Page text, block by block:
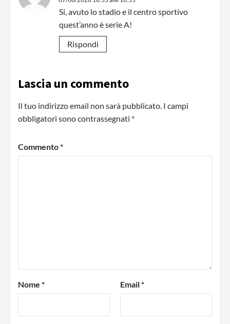
Si, avuto lo stadio e il centro sportivo
quest’anno è serie A!
Rispondi
Lascia un commento
Il tuo indirizzo email non sarà pubblicato. I campi
obbligatori sono contrassegnati *
Commento*
Nome * Email*